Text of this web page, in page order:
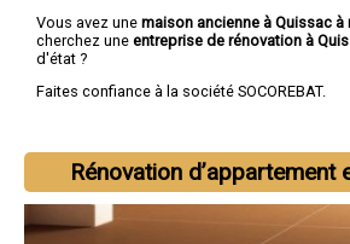
Vous avez une maison ancienne à Quissac à
cherchez une entreprise de rénovation à
d'état ?
Faites confiance à la société SOCOREBAT.
Rénovation d’appartement